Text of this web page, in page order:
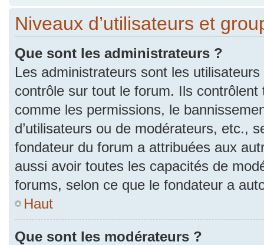
Niveaux d’utilisateurs et
Que sont les administrateurs ?
Les administrateurs sont les
contrôle sur tout le forum. Ils
comme les permissions, le
d’utilisateurs ou de modérateurs, etc.,
fondateur du forum a attribuées aux
aussi avoir toutes les capacités de
forums, selon ce que le fondateur a
Haut
Que sont les modérateurs ?